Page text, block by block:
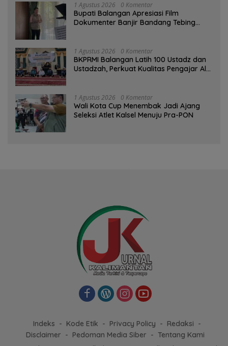
1 Agustus 2026 0 Komentar
Bupati Balangan Apresiasi Film
Dokumenter Banjir Bandang Tebing
1 Agustus 2026 0 Komentar
BKPRMI Balangan Latih 100 Ustadz dan
Ustadzah, Perkuat Kualitas Pengajar Al-
1 Agustus 2026 0 Komentar
Wali Kota Cup Menembak Jadi Ajang
Seleksi Atlet Kalsel Menuju Pra-PON
Indeks Kode Etik Privacy Policy
Redaksi
Disclaimer
Pedoman Media Siber
Tentang Kami